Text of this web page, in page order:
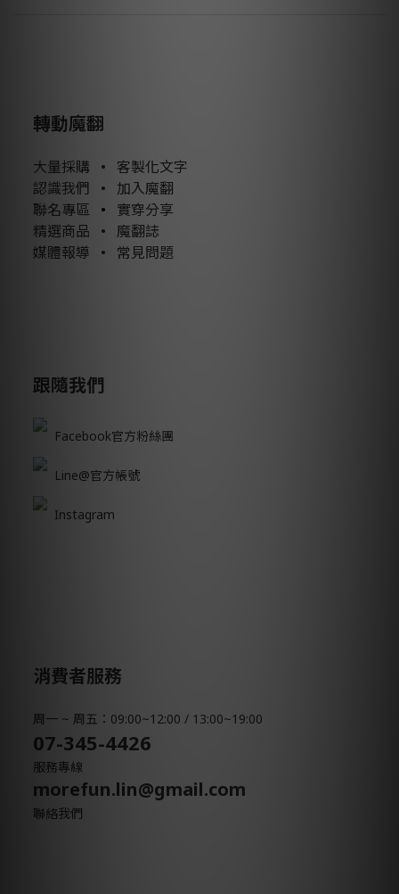
轉動魔翻
大量採購 •
客製化文字
認識我們 •
加入魔翻
聯名專區 •
實穿分享
精選商品 • 魔翻誌
媒體報導
• 常見問題
跟隨我們
Facebook官方粉絲團
Line@官方帳號
Instagram
消費者服務
周一 ~ 周五：09:00~12:00 / 13:00~19:00
07-345-4426
服務專線
morefun.lin@gmail.com
聯絡我們